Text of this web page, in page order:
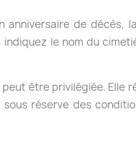
de décès,
le nom du
être privilégiée. Elle
sous réserve des